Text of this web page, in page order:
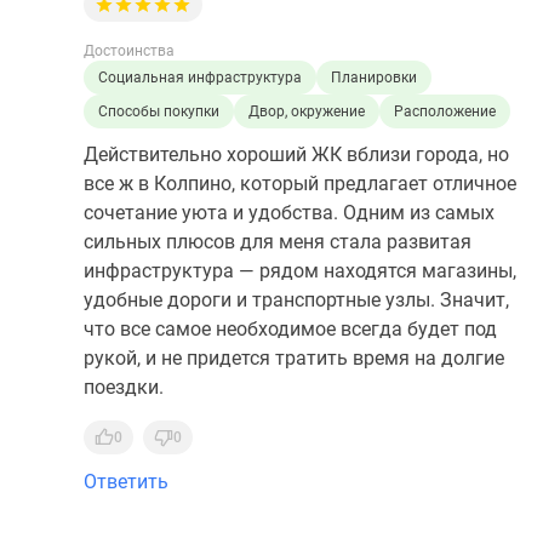
Достоинства
Социальная инфраструктура
Планировки
Способы покупки
Двор, окружение Расположение
Действительно хороший ЖК вблизи города, но
все ж в Колпино, который предлагает отличное
сочетание уюта и удобства. Одним из самых
сильных плюсов для меня стала развитая
инфраструктура — рядом находятся магазины,
удобные дороги и транспортные узлы. Значит,
что все самое необходимое всегда будет под
рукой, и не придется тратить время на долгие
поездки.
0 0
Ответить